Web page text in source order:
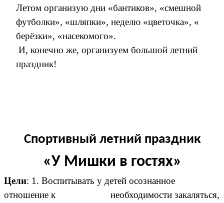
Летом организую дни «бантиков», «смешной
футболки», «шляпки», неделю «цветочка», «
берёзки», «насекомого».
И, конечно же, организуем большой летний
праздник!
Спортивный летний праздник
«У Мишки в гостях»
Цели: 1. Воспитывать у детей осознанное
отношение к необходимости закаляться,